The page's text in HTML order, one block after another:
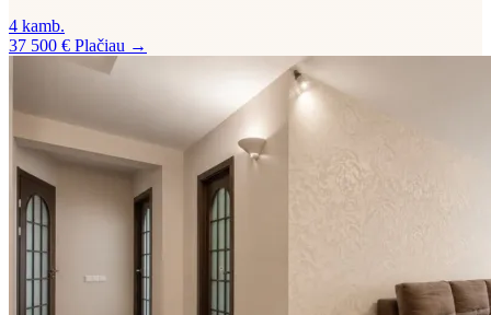
4 kamb.
37 500 € Plačiau →